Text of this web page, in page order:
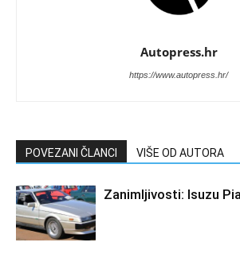
Autopress.hr
https://www.autopress.hr/
POVEZANI ČLANCI VIŠE OD AUTORA
Zanimljivosti: Isuzu